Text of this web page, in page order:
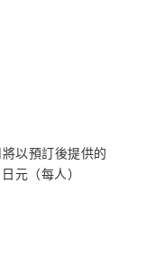
以預訂後提供的
元（每人）